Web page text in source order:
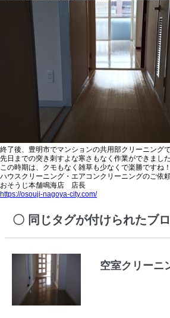
終了後、豊明市でマンションの共用部クリーニングで
先日までの突き刺すよな寒さもなく作業ができました
この時期は、クモもなく雑草も少なくで楽勝ですね！
ハウスクリーニング・エアコンクリーニングのご依
おそうじ本舗鳴海店 店長
https://osouji-nagoya-city.com/
同じタグが付けられたブ
空室クリーニ